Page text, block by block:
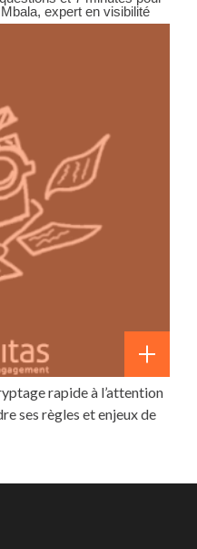
expert en visibilité
rapide à l’attention
ses règles et enjeux de